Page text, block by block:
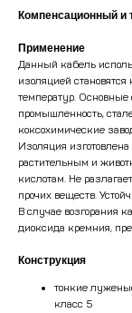
Компенсационный и
Применение
Данный кабель
изоляцией
температур.
промышленность,
коксохимические
Изоляция
растительным и
кислотам. Не
прочих веществ.
В случае возгорания
диоксида кремния,
Конструкция
тонкие
класс 5